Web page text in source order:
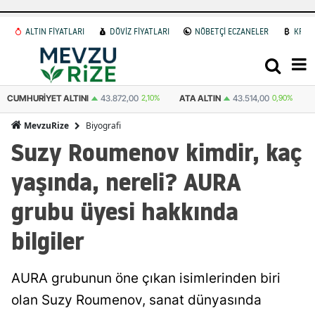
ALTIN FİYATLARI DÖVİZ FİYATLARI NÖBETÇİ ECZANELER
CUMHURIYET ALTINI 43.872,00 2,10% ATA ALTIN 43.514,00 0,90%
MevzuRize Biyografi
Suzy Roumenov kimdir, kaç
yaşında, nereli? AURA
grubu üyesi hakkında
bilgiler
AURA grubunun öne çıkan isimlerinden biri
olan Suzy Roumenov, sanat dünyasında